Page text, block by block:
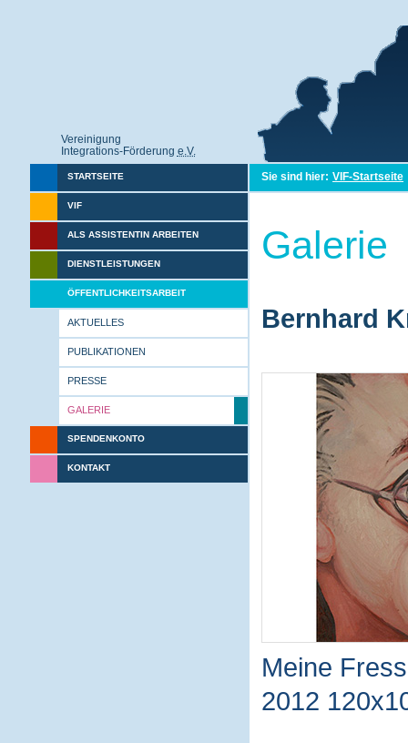
Vereinigung
Integrations-Förderung e.V.
STARTSEITE
VIF
ALS ASSISTENTIN ARBEITEN
DIENSTLEISTUNGEN
ÖFFENTLICHKEITSARBEIT
AKTUELLES
PUBLIKATIONEN
PRESSE
GALERIE
SPENDENKONTO
KONTAKT
Sie sind hier: VIF-Startseite
Galerie
Bernhard
Meine
2012